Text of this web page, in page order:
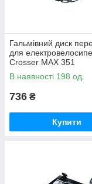
Гальмівний диск
для
Crosser MAX 351
В наявності 198 од.
736 ₴
Купити